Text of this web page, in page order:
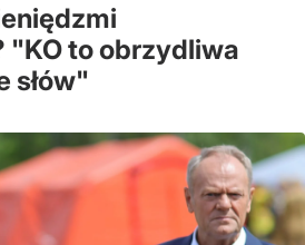
"KO to obrzydliwa
słów"